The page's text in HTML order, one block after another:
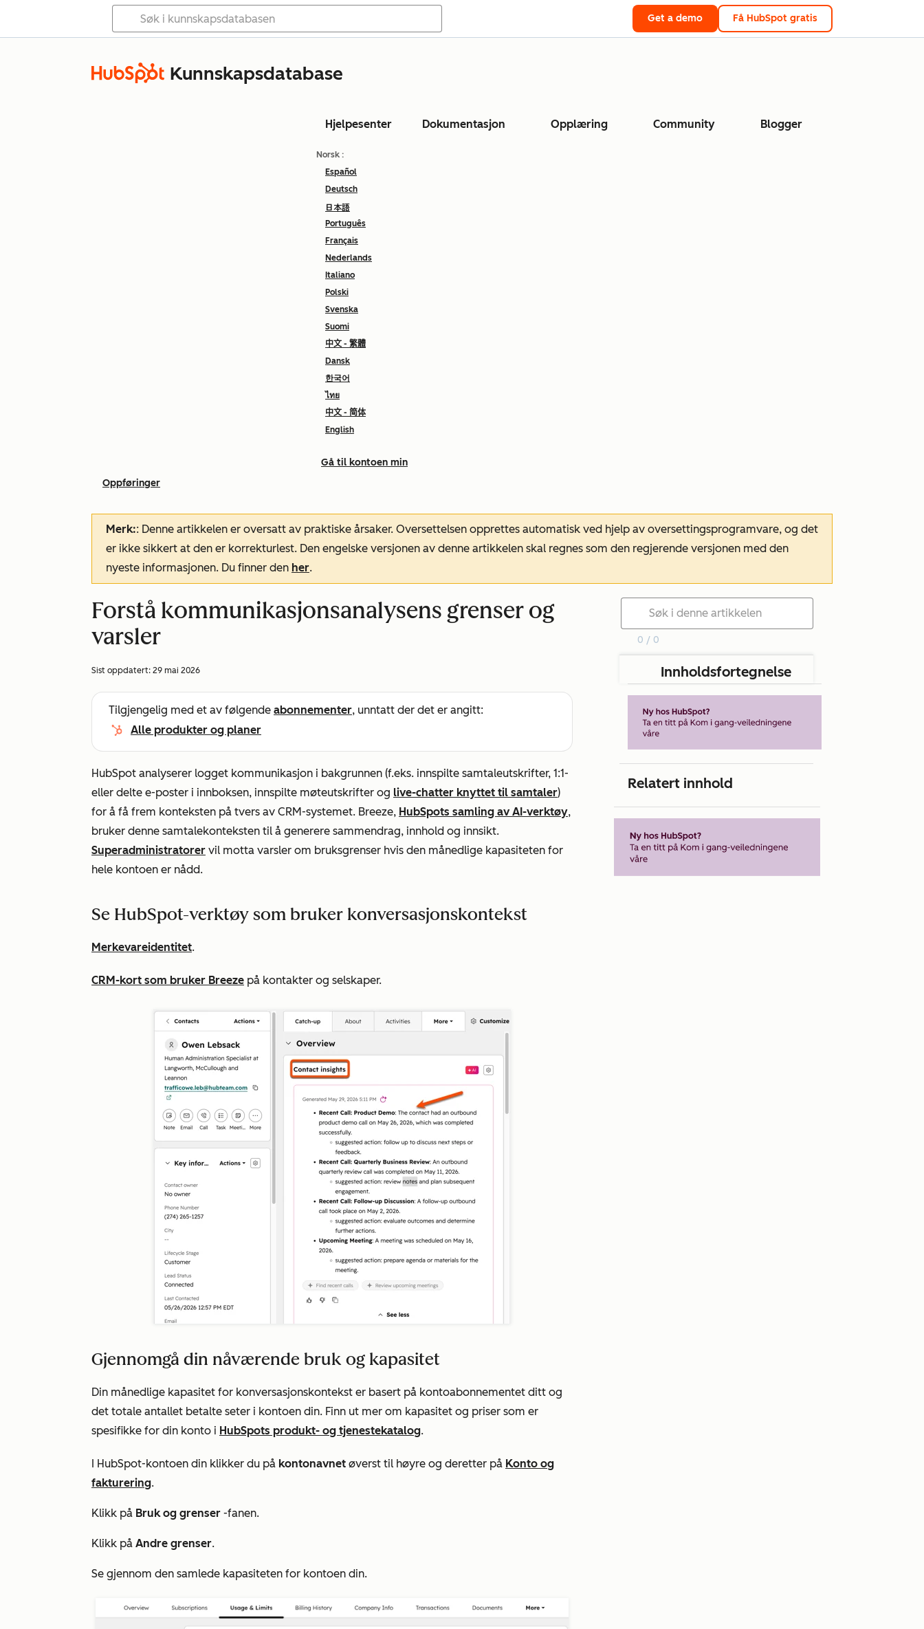
Get a demo Få HubSpot gratis
Kunnskapsdatabase
Hjelpesenter Dokumentasjon Opplæring Community Blogger
Norsk :
Español
Deutsch
日本語
Português
Français
Nederlands
Italiano
Polski
Svenska
Suomi
中文 - 繁體
Dansk
한국어
ไทย
中文 - 简体
English
Gå til kontoen min
Oppføringer
Merk:: Denne artikkelen er oversatt av praktiske årsaker. Oversettelsen opprettes automatisk ved hjelp av oversettingsprogramvare, og det
er ikke sikkert at den er korrekturlest. Den engelske versjonen av denne artikkelen skal regnes som den regjerende versjonen med den
nyeste informasjonen. Du finner den her.
Forstå kommunikasjonsanalysens grenser og
varsler
Sist oppdatert: 29 mai 2026
Tilgjengelig med et av følgende abonnementer, unntatt der det er angitt:
Alle produkter og planer
HubSpot analyserer logget kommunikasjon i bakgrunnen (f.eks. innspilte samtaleutskrifter, 1:1-
eller delte e-poster i innboksen, innspilte møteutskrifter og live-chatter knyttet til samtaler)
for å få frem konteksten på tvers av CRM-systemet. Breeze, HubSpots samling av AI-verktøy,
bruker denne samtalekonteksten til å generere sammendrag, innhold og innsikt.
Superadministratorer vil motta varsler om bruksgrenser hvis den månedlige kapasiteten for
hele kontoen er nådd.
Se HubSpot-verktøy som bruker konversasjonskontekst
Merkevareidentitet.
CRM-kort som bruker Breeze på kontakter og selskaper.
Gjennomgå din nåværende bruk og kapasitet
Din månedlige kapasitet for konversasjonskontekst er basert på kontoabonnementet ditt og
det totale antallet betalte seter i kontoen din. Finn ut mer om kapasitet og priser som er
spesifikke for din konto i HubSpots produkt- og tjenestekatalog.
I HubSpot-kontoen din klikker du på kontonavnet øverst til høyre og deretter på Konto og
fakturering.
Klikk på Bruk og grenser -fanen.
Klikk på Andre grenser.
Se gjennom den samlede kapasiteten for kontoen din.
0 / 0
Innholdsfortegnelse
Relatert innhold